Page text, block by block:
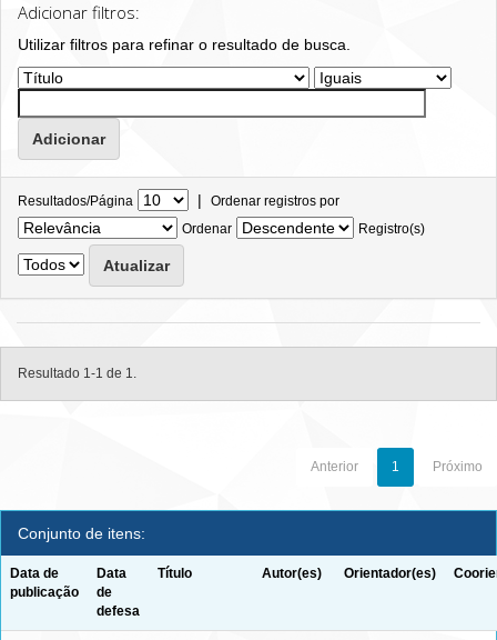
Adicionar filtros:
Utilizar filtros para refinar o resultado de busca.
Resultados/Página | Ordenar registros por
Ordenar
Registro(s)
Resultado 1-1 de 1.
Anterior 1 Próximo
Conjunto de itens:
Data de
publicação
Data
de
defesa
Título Autor(es) Orientador(es)